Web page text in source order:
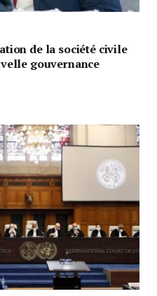
de la société civile
gouvernance